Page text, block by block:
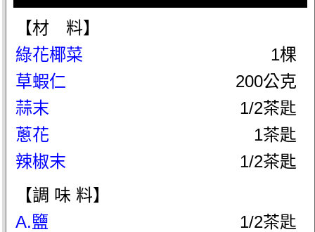
【材 料】
綠花椰菜
1棵
草蝦仁
200公克
蒜末
1/2茶匙
蔥花
1茶匙
辣椒末
1/2茶匙
【調 味 料】
A.鹽
1/2茶匙